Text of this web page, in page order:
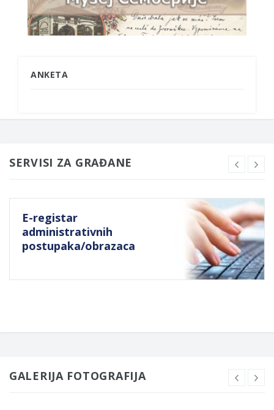
ANKETA
SERVISI ZA GRAĐANE
E-registar
administrativnih
postupaka/obrazaca
GALERIJA FOTOGRAFIJA